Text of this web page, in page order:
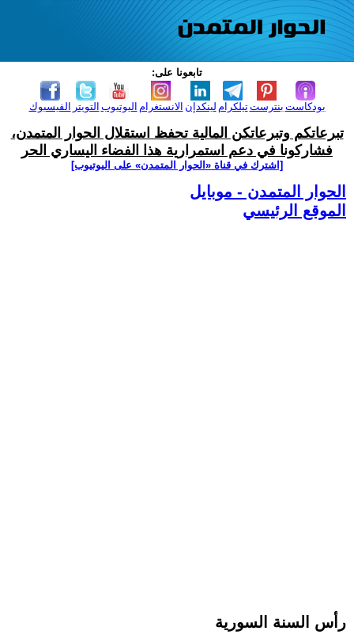
تابعونا على:
الفيسبوك التويتر اليوتيوب الانستغرام لينكدإن تيلكرامبنترست بودكاست
تبرعاتكم وتبرعاتكن المالية تحفظ استقلال الحوار المتمدن،
فشاركونا في دعم استمرارية هذا الفضاء اليساري الحر
[اشترك في قناة ‫«الحوار المتمدن» على اليوتيوب]
الحوار المتمدن - موبايل
الموقع الرئيسي
رأس السنة السورية